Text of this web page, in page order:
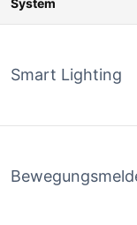
System
Smart Lighting